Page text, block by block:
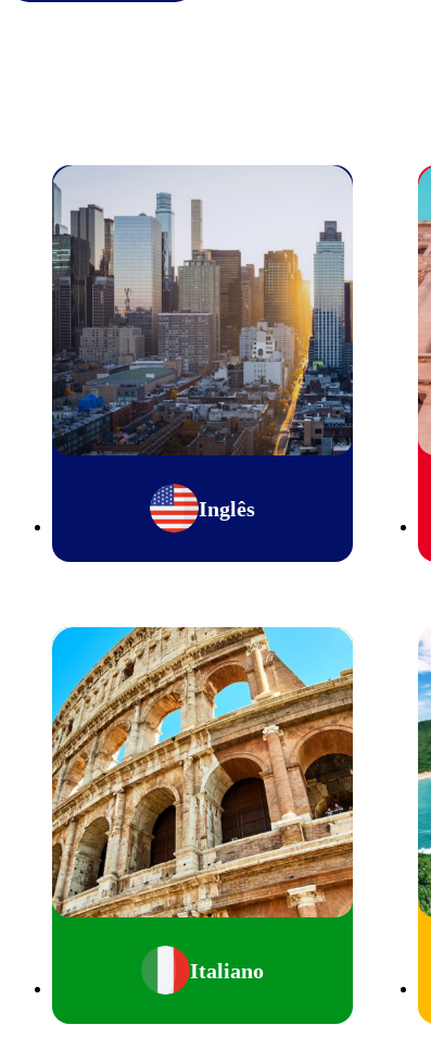
Inglês
Italiano